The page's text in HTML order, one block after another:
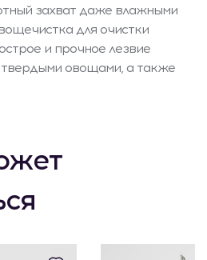
захват даже влажными
для очистки
и прочное лезвие
твердыми овощами, а также